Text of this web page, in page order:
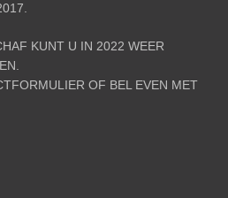
KUNT U IN 2022 WEER
OF BEL EVEN MET